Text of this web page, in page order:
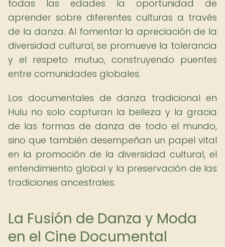
todas las edades la oportunidad de
aprender sobre diferentes culturas a través
de la danza. Al fomentar la apreciación de la
diversidad cultural, se promueve la tolerancia
y el respeto mutuo, construyendo puentes
entre comunidades globales.
Los documentales de danza tradicional en
Hulu no solo capturan la belleza y la gracia
de las formas de danza de todo el mundo,
sino que también desempeñan un papel vital
en la promoción de la diversidad cultural, el
entendimiento global y la preservación de las
tradiciones ancestrales.
La Fusión de Danza y Moda
en el Cine Documental